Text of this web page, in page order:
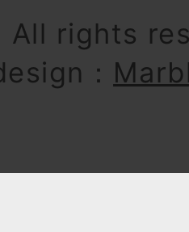
All rights
：